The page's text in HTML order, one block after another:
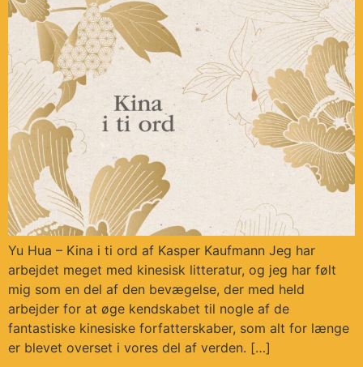
Yu Hua – Kina i ti ord af Kasper Kaufmann Jeg har
arbejdet meget med kinesisk litteratur, og jeg har følt
mig som en del af den bevægelse, der med held
arbejder for at øge kendskabet til nogle af de
fantastiske kinesiske forfatterskaber, som alt for længe
er blevet overset i vores del af verden. […]